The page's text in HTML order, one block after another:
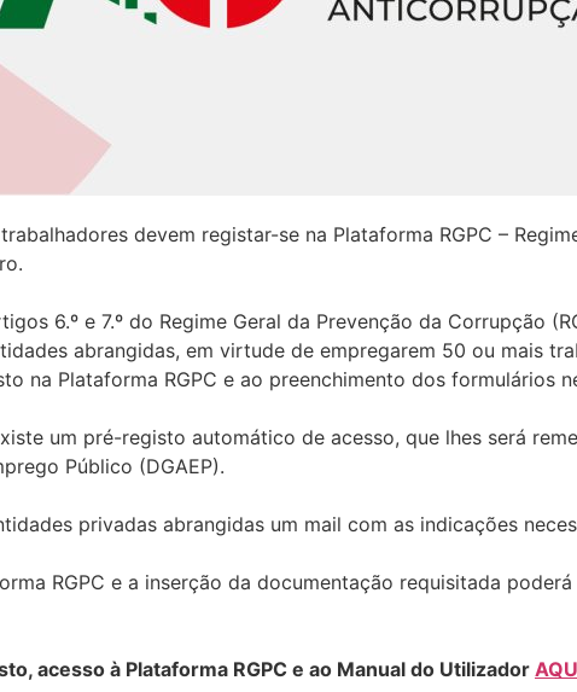
devem registar-se na Plataforma RGPC –
6.º e 7.º do Regime Geral da Prevenção da Corrupção
abrangidas, em virtude de empregarem 50 ou mais
na Plataforma RGPC e ao preenchimento dos formulários
um pré-registo automático de acesso, que lhes será
Público (DGAEP).
privadas abrangidas um mail com as indicações
RGPC e a inserção da documentação requisitada
acesso à Plataforma RGPC e ao Manual do Utilizador